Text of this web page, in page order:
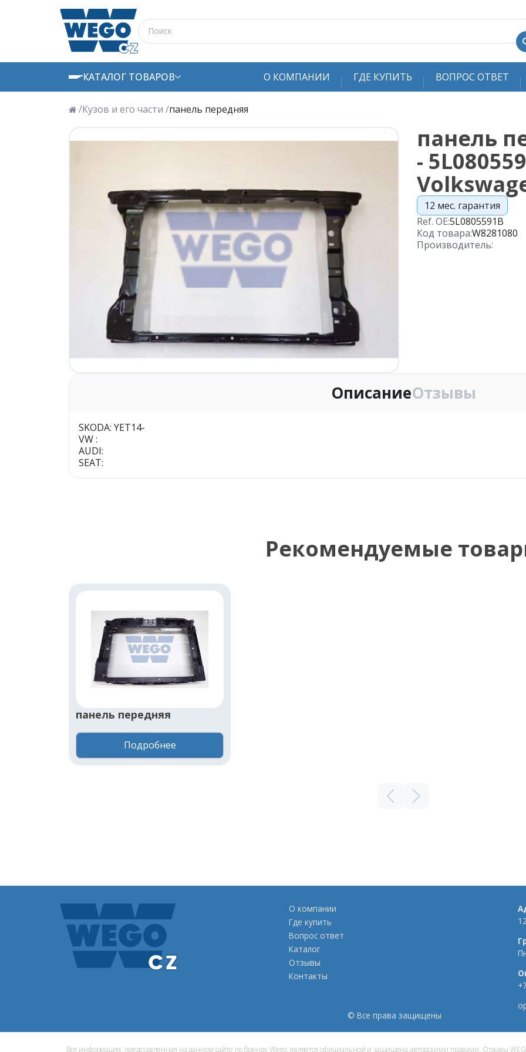
КАТАЛОГ ТОВАРОВ О КОМПАНИИ ГДЕ КУПИТЬ ВОПРОС ОТВЕТ
/Кузов и его части /панель передняя
панель
-
12 мес. гарантия
Ref. OE:5L0805591B
Код товара:W8281080
Производитель:
ОписаниеОтзывы
SKODA: YET14-
VW :
AUDI:
SEAT:
Рекомендуемые
панель передняя
Подробнее
О компании
Где купить
Вопрос ответ
Каталог
Отзывы
Контакты
© Все права защищены
Вся информация, представленная на данном сайте по бренду Wego, является официальной и защищена авторскими правами. Отзывы